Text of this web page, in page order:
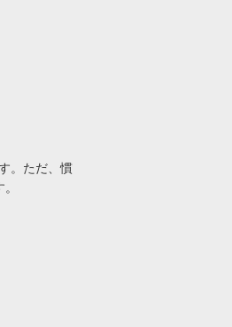
。ただ、慣